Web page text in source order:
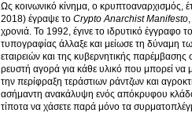
Ως κοινωνικό κίνημα, ο κρυπτοαναρχισμός,
2018) έγραψε το Crypto Anarchist Manifesto
χρονιά. Το 1992, έγινε το ιδρυτικό
τυπογραφίας άλλαξε και μείωσε τη δύναμη
εταιρειών και της κυβερνητικής
ρευστή αγορά για κάθε υλικό που μπορεί να
την περίφραξη τεράστιων ράντζων και
ασήμαντη ανακάλυψη ενός απόκρυφου
τίποτα να χάσετε παρά μόνο τα